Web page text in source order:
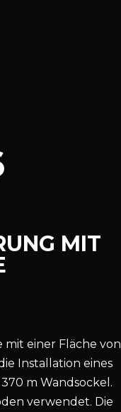
MIT
mit einer Fläche von
Installation eines
m Wandsockel.
verwendet. Die